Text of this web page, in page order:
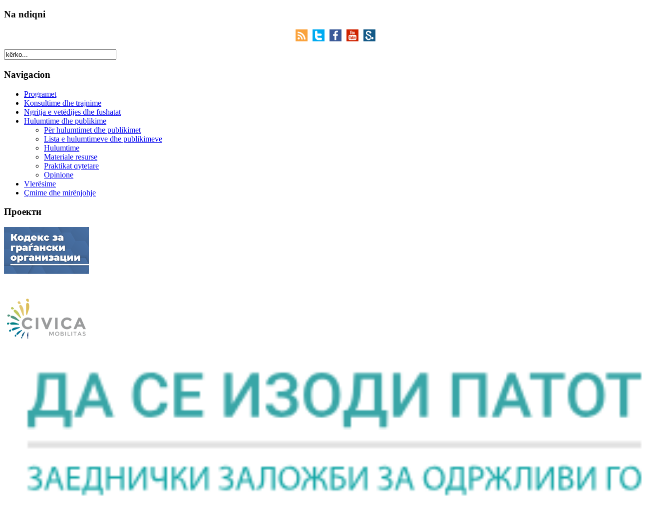
Na ndiqni
Navigacion
Programet
Konsultime dhe trajnime
Ngritja e vetëdijes dhe fushatat
Hulumtime dhe publikime
Për hulumtimet dhe publikimet
Lista e hulumtimeve dhe publikimeve
Hulumtime
Materiale resurse
Praktikat qytetare
Opinione
Vlerësime
Çmime dhe mirënjohje
Проекти